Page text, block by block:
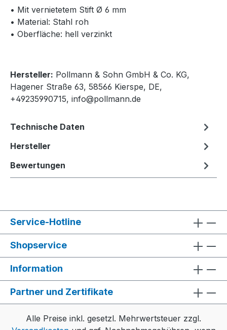
• Mit vernietetem Stift Ø 6 mm
• Material: Stahl roh
• Oberfläche: hell verzinkt
Hersteller: Pollmann & Sohn GmbH & Co. KG,
Hagener Straße 63, 58566 Kierspe, DE,
+49235990715, info@pollmann.de
Technische Daten
Hersteller
Bewertungen
Service-Hotline
Shopservice
Information
Partner und Zertifikate
Alle Preise inkl. gesetzl. Mehrwertsteuer zzgl.